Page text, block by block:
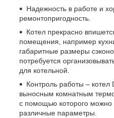
Надежность в работе и
ремонтопригодность.
Котел прекрасно
помещения, например
габаритные размеры
потребуется
для котельной.
Контроль работы – котел
выносным комнатным
с помощью которого можно
различные параметры.